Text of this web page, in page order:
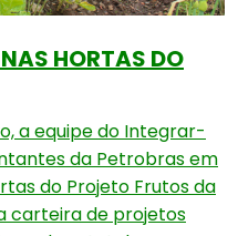
NAS HORTAS DO
a equipe do Integrar-
da Petrobras em
do Projeto Frutos da
carteira de projetos